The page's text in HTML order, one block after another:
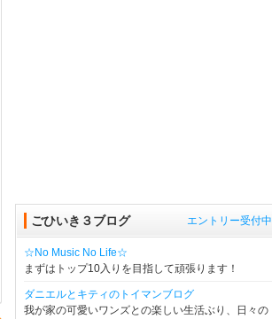
エントリー受付中
ごひいき３ブログ
☆No Music No Life☆
まずはトップ10入りを目指して頑張ります！
ダニエルとキティのトイマンブログ
我が家の可愛いワンズとの楽しい生活ぶり、日々の